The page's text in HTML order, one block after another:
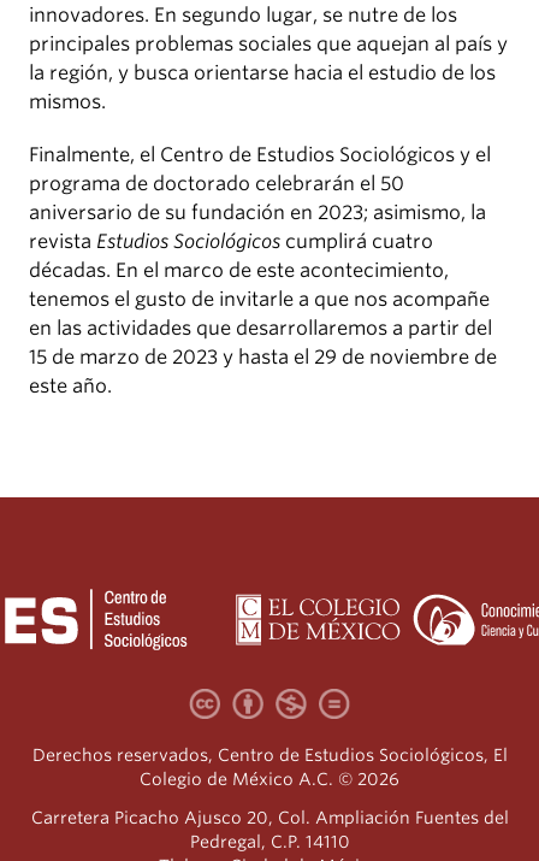
innovadores. En segundo lugar, se nutre de los
principales problemas sociales que aquejan al país y
la región, y busca orientarse hacia el estudio de los
mismos.
Finalmente, el Centro de Estudios Sociológicos y el
programa de doctorado celebrarán el 50
aniversario de su fundación en 2023; asimismo, la
revista Estudios Sociológicos cumplirá cuatro
décadas. En el marco de este acontecimiento,
tenemos el gusto de invitarle a que nos acompañe
en las actividades que desarrollaremos a partir del
15 de marzo de 2023 y hasta el 29 de noviembre de
este año.
Derechos reservados, Centro de Estudios Sociológicos, El
Colegio de México A.C. © 2026
Carretera Picacho Ajusco 20, Col. Ampliación Fuentes del
Pedregal, C.P. 14110